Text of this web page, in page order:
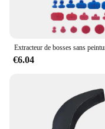
€6.04